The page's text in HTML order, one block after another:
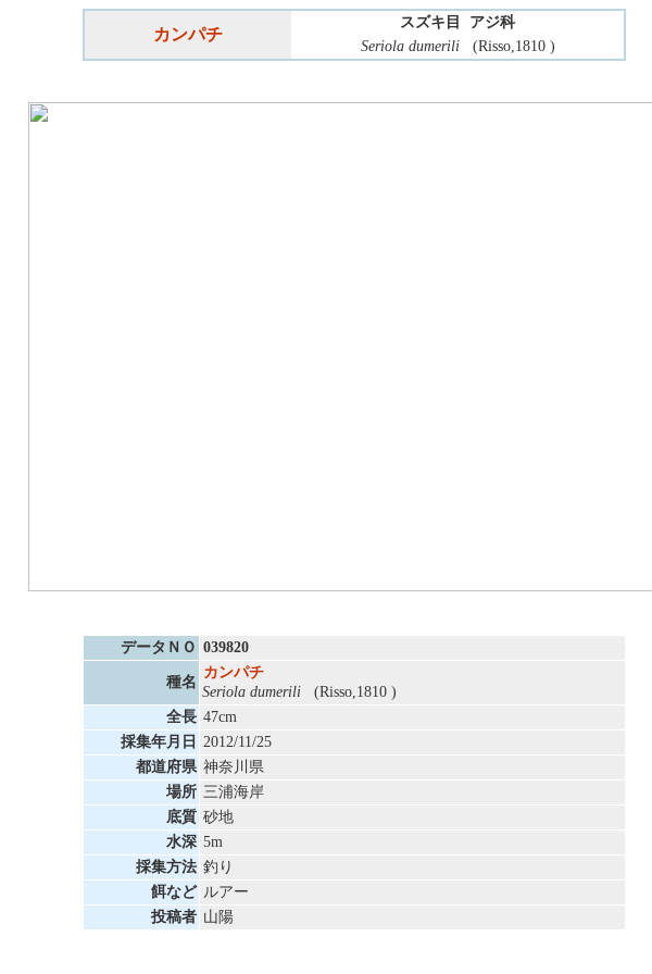
カンパチ
スズキ目 アジ科
Seriola dumerili
(Risso,1810 )
データＮＯ 039820
種名
カンパチ
Seriola dumerili
(Risso,1810 )
全長 47cm
採集年月日 2012/11/25
都道府県 神奈川県
場所 三浦海岸
底質 砂地
水深 5m
採集方法 釣り
餌など ルアー
投稿者 山陽